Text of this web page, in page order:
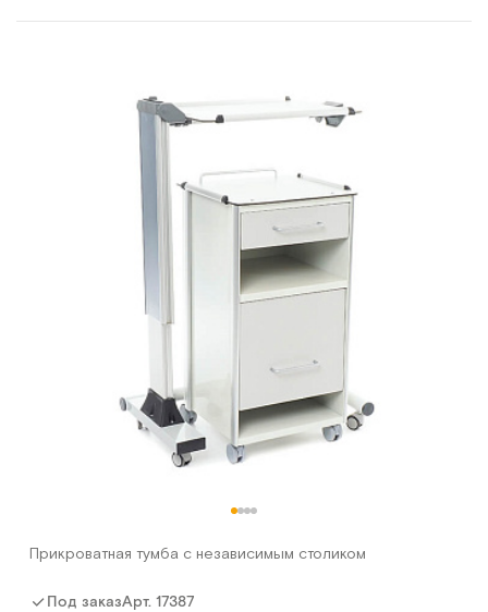
Прикроватная тумба с независимым столиком
Под заказАрт. 17387